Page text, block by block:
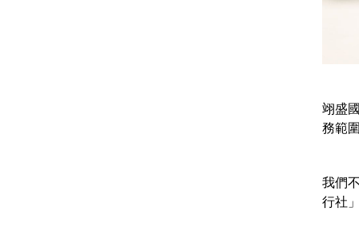
翊盛
務範
我們
行社